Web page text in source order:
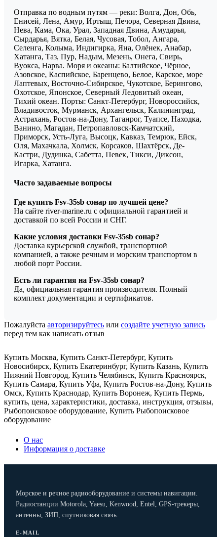
Отправка по водным путям — реки: Волга, Дон, Обь,
Енисей, Лена, Амур, Иртыш, Печора, Северная Двина,
Нева, Кама, Ока, Урал, Западная Двина, Амударья,
Сырдарья, Вятка, Белая, Чусовая, Тобол, Ангара,
Селенга, Колыма, Индигирка, Яна, Олёнек, Анабар,
Хатанга, Таз, Пур, Надым, Мезень, Онега, Свирь,
Вуокса, Нарва. Моря и океаны: Балтийское, Чёрное,
Азовское, Каспийское, Баренцево, Белое, Карское, море
Лаптевых, Восточно-Сибирское, Чукотское, Берингово,
Охотское, Японское, Северный Ледовитый океан,
Тихий океан. Порты: Санкт-Петербург, Новороссийск,
Владивосток, Мурманск, Архангельск, Калининград,
Астрахань, Ростов-на-Дону, Таганрог, Туапсе, Находка,
Ванино, Магадан, Петропавловск-Камчатский,
Приморск, Усть-Луга, Высоцк, Кавказ, Темрюк, Ейск,
Оля, Махачкала, Холмск, Корсаков, Шахтёрск, Де-
Кастри, Дудинка, Сабетта, Певек, Тикси, Диксон,
Игарка, Хатанга.
Часто задаваемые вопросы
Где купить Fsv-35sb сонар по лучшей цене?
На сайте river-marine.ru с официальной гарантией и
доставкой по всей России и СНГ.
Какие условия доставки Fsv-35sb сонар?
Доставка курьерской службой, транспортной
компанией, а также речным и морским транспортом в
любой порт России.
Есть ли гарантия на Fsv-35sb сонар?
Да, официальная гарантия производителя. Полный
комплект документации и сертификатов.
Пожалуйста авторизируйтесь или создайте учетную запись
перед тем как написать отзыв
Купить Москва, Купить Санкт-Петербург, Купить
Новосибирск, Купить Екатеринбург, Купить Казань, Купить
Нижний Новгород, Купить Челябинск, Купить Красноярск,
Купить Самара, Купить Уфа, Купить Ростов-на-Дону, Купить
Омск, Купить Краснодар, Купить Воронеж, Купить Пермь,
купить, цена, характеристики, доставка, инструкция, отзывы,
Рыбопоисковое оборудование, Купить Рыбопоисковое
оборудование
О нас
Информация о доставке
Морское и речное радиооборудование и системы навигации.
Радиостанции Motorola, Yaesu, Kenwood, Entel, GPS-трекеры,
антенны, ЗИП, спутниковая связь.
E-MAIL